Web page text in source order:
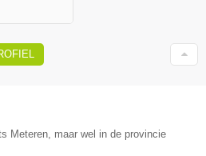
Meteren, maar wel in de provincie